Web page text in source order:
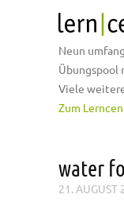
Neun
Übungspool
Viele
Zum
water
21. AUGUST